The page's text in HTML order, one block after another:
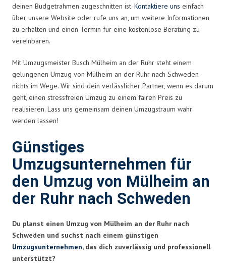
deinen Budgetrahmen zugeschnitten ist. Kontaktiere uns einfach
über unsere Website oder rufe uns an, um weitere Informationen
zu erhalten und einen Termin für eine kostenlose Beratung zu
vereinbaren.
Mit Umzugsmeister Busch Mülheim an der Ruhr steht einem
gelungenen Umzug von Mülheim an der Ruhr nach Schweden
nichts im Wege. Wir sind dein verlässlicher Partner, wenn es darum
geht, einen stressfreien Umzug zu einem fairen Preis zu
realisieren. Lass uns gemeinsam deinen Umzugstraum wahr
werden lassen!
Günstiges
Umzugsunternehmen für
den Umzug von Mülheim an
der Ruhr nach Schweden
Du planst einen Umzug von Mülheim an der Ruhr nach
Schweden und suchst nach einem günstigen
Umzugsunternehmen, das dich zuverlässig und professionell
unterstützt?